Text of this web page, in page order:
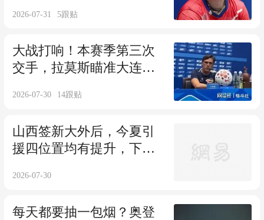
2026-07-31 5跟贴
大战打响！本赛季第三次
交手，拉莫斯瞄准大连英
2026-07-30 14跟贴
山西签新大外后，今夏引
援四位置均有提升，下赛
2026-07-30
每天都要抽一包烟？奥登